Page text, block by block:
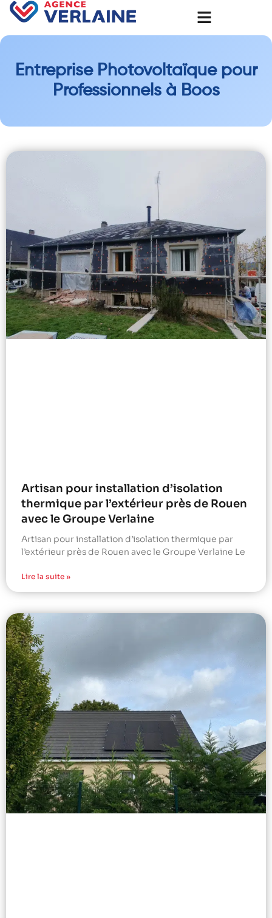
Entreprise Photovoltaïque pour
Professionnels à Boos
Artisan pour installation d’isolation
thermique par l’extérieur près de Rouen
avec le Groupe Verlaine
Artisan pour installation d’isolation thermique par
l’extérieur près de Rouen avec le Groupe Verlaine Le
Lire la suite »